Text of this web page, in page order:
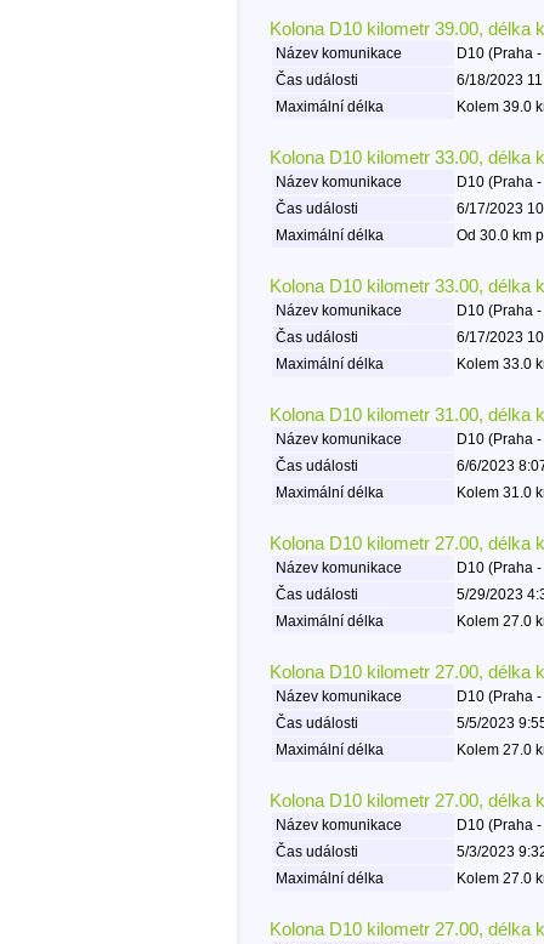
Kolona D10 kilometr 39.00, délka
Název komunikace
D10 (Praha
Čas události
6/18/2023
Maximální délka
Kolem 39.0
Kolona D10 kilometr 33.00, délka
Název komunikace
D10 (Praha
Čas události
6/17/2023
Maximální délka
Od 30.0 km
Kolona D10 kilometr 33.00, délka
Název komunikace
D10 (Praha
Čas události
6/17/2023
Maximální délka
Kolem 33.0
Kolona D10 kilometr 31.00, délka
Název komunikace
D10 (Praha
Čas události
6/6/2023
Maximální délka
Kolem 31.0
Kolona D10 kilometr 27.00, délka
Název komunikace
D10 (Praha
Čas události
5/29/2023
Maximální délka
Kolem 27.0
Kolona D10 kilometr 27.00, délka
Název komunikace
D10 (Praha
Čas události
5/5/2023
Maximální délka
Kolem 27.0
Kolona D10 kilometr 27.00, délka
Název komunikace
D10 (Praha
Čas události
5/3/2023
Maximální délka
Kolem 27.0
Kolona D10 kilometr 27.00, délka